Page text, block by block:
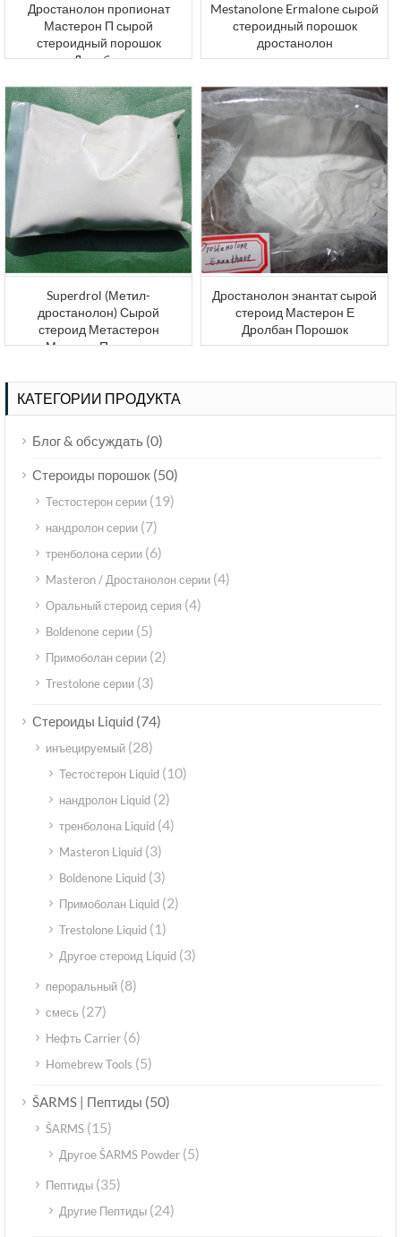
Дростанолон пропионат
Мастерон П сырой
стероидный порошок
Дролбан
Mestanolone Ermalone сырой
стероидный порошок
дростанолон
Superdrol (Метил-
дростанолон) Сырой
стероид Метастерон
Местано Порошок
Дростанолон энантат сырой
стероид Мастерон Е
Дролбан Порошок
КАТЕГОРИИ ПРОДУКТА
Блог & обсуждать (0)
Стероиды порошок (50)
Тестостерон серии (19)
нандролон серии (7)
тренболона серии (6)
Masteron / Дростанолон серии (4)
Оральный стероид серия (4)
Boldenone серии (5)
Примоболан серии (2)
Trestolone серии (3)
Стероиды Liquid (74)
инъецируемый (28)
Тестостерон Liquid (10)
нандролон Liquid (2)
тренболона Liquid (4)
Masteron Liquid (3)
Boldenone Liquid (3)
Примоболан Liquid (2)
Trestolone Liquid (1)
Другое стероид Liquid (3)
пероральный (8)
смесь (27)
Нефть Carrier (6)
Homebrew Tools (5)
ŠARMS | Пептиды (50)
ŠARMS (15)
Другое ŠARMS Powder (5)
Пептиды (35)
Другие Пептиды (24)